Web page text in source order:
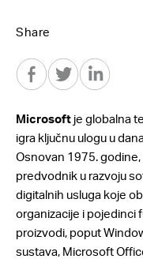
Microsoft je globalna
igra ključnu ulogu u
Osnovan 1975.
predvodnik u razvoju
digitalnih usluga koje
organizacije i pojedinci
proizvodi, poput
sustava, Microsoft
Share